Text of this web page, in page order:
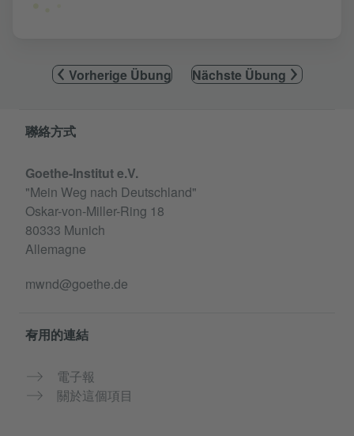
Vorherige Übung Nächste Übung
Information and services
聯絡方式
Goethe-Institut e.V.
"Mein Weg nach Deutschland"
Oskar-von-Miller-Ring 18
80333 Munich
Allemagne
mwnd@goethe.de
有用的連結
電子報
關於這個項目